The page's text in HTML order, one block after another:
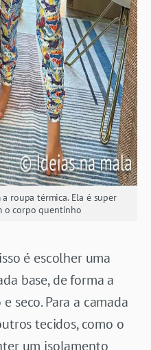
roupa térmica. Ela é super
o corpo quentinho
é escolher uma
base, de forma a
seco. Para a camada
tecidos, como o
um isolamento